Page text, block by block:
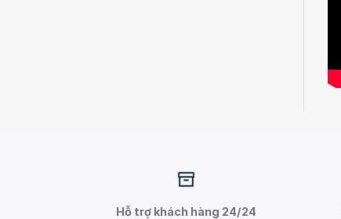
Hỗ trợ khách hàng 24/24